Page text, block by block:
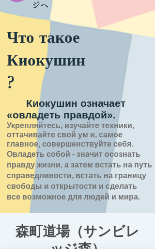
ジへ
Что такое
Киокушин
?
Киокушин означает
«овладеть правдой».
Укрепляйтесь, изучайте техники,
оттачивайте свой ум и, самое
главное, совершенствуйте себя.
Овладеть собой - значит осознать
правду жизни, а затем встать на путь
справедливости, встать на границу
свободы и открытости и сделать
все возможное для людей и мира.
森町道場（サンビレ